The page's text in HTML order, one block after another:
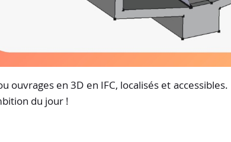
ouvrages en 3D en IFC, localisés et
du jour !